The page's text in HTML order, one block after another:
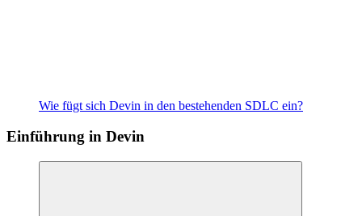
Wie fügt sich Devin in den bestehenden SDLC ein?
Einführung in Devin